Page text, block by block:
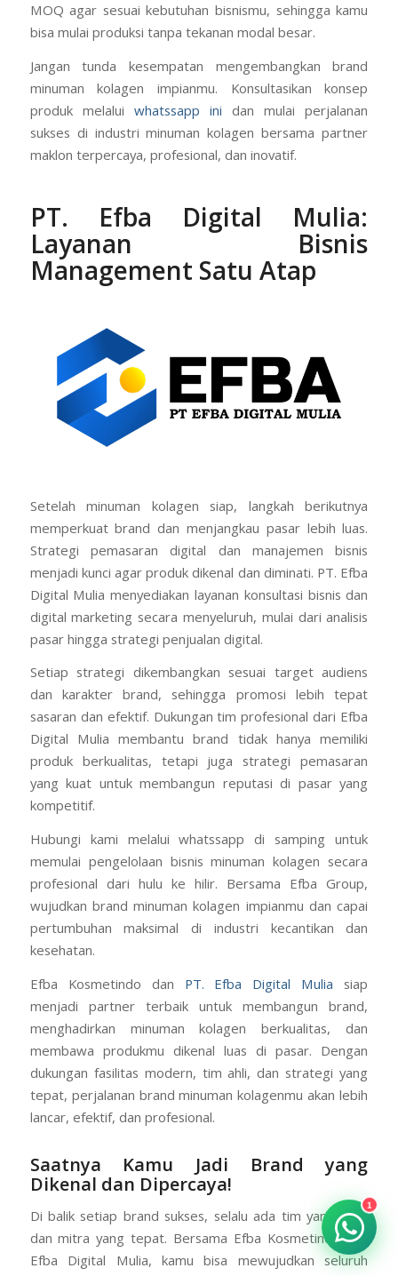
MOQ agar sesuai kebutuhan bisnismu, sehingga kamu
bisa mulai produksi tanpa tekanan modal besar.
Jangan tunda kesempatan mengembangkan brand
minuman kolagen impianmu. Konsultasikan konsep
produk melalui whatssapp ini dan mulai perjalanan
sukses di industri minuman kolagen bersama partner
maklon terpercaya, profesional, dan inovatif.
PT. Efba Digital Mulia:
Layanan Bisnis
Management Satu Atap
Setelah minuman kolagen siap, langkah berikutnya
memperkuat brand dan menjangkau pasar lebih luas.
Strategi pemasaran digital dan manajemen bisnis
menjadi kunci agar produk dikenal dan diminati. PT. Efba
Digital Mulia menyediakan layanan konsultasi bisnis dan
digital marketing secara menyeluruh, mulai dari analisis
pasar hingga strategi penjualan digital.
Setiap strategi dikembangkan sesuai target audiens
dan karakter brand, sehingga promosi lebih tepat
sasaran dan efektif. Dukungan tim profesional dari Efba
Digital Mulia membantu brand tidak hanya memiliki
produk berkualitas, tetapi juga strategi pemasaran
yang kuat untuk membangun reputasi di pasar yang
kompetitif.
Hubungi kami melalui whatssapp di samping untuk
memulai pengelolaan bisnis minuman kolagen secara
profesional dari hulu ke hilir. Bersama Efba Group,
wujudkan brand minuman kolagen impianmu dan capai
pertumbuhan maksimal di industri kecantikan dan
kesehatan.
Efba Kosmetindo dan PT. Efba Digital Mulia siap
menjadi partner terbaik untuk membangun brand,
menghadirkan minuman kolagen berkualitas, dan
membawa produkmu dikenal luas di pasar. Dengan
dukungan fasilitas modern, tim ahli, dan strategi yang
tepat, perjalanan brand minuman kolagenmu akan lebih
lancar, efektif, dan profesional.
Saatnya Kamu Jadi Brand yang
Dikenal dan Dipercaya!
Di balik setiap brand sukses, selalu ada tim yang solid
dan mitra yang tepat. Bersama Efba Kosmetindo dan
Efba Digital Mulia, kamu bisa mewujudkan seluruh
1